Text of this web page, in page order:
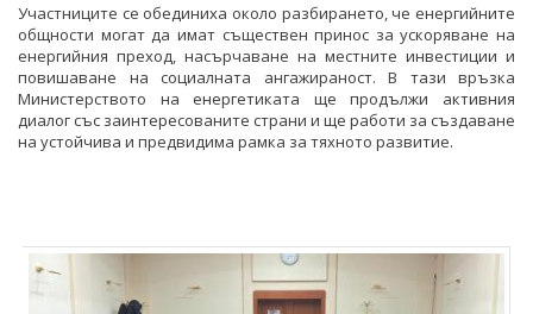
Участниците се обединиха около разбирането, че енергийните
общности могат да имат съществен принос за ускоряване на
енергийния преход, насърчаване на местните инвестиции и
повишаване на социалната ангажираност. В тази връзка
Министерството на енергетиката ще продължи активния
диалог със заинтересованите страни и ще работи за създаване
на устойчива и предвидима рамка за тяхното развитие.